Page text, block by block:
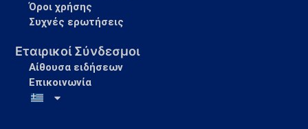
Όροι χρήσης
Συχνές ερωτήσεις
Εταιρικοί Σύνδεσμοι
Αίθουσα ειδήσεων
Επικοινωνία